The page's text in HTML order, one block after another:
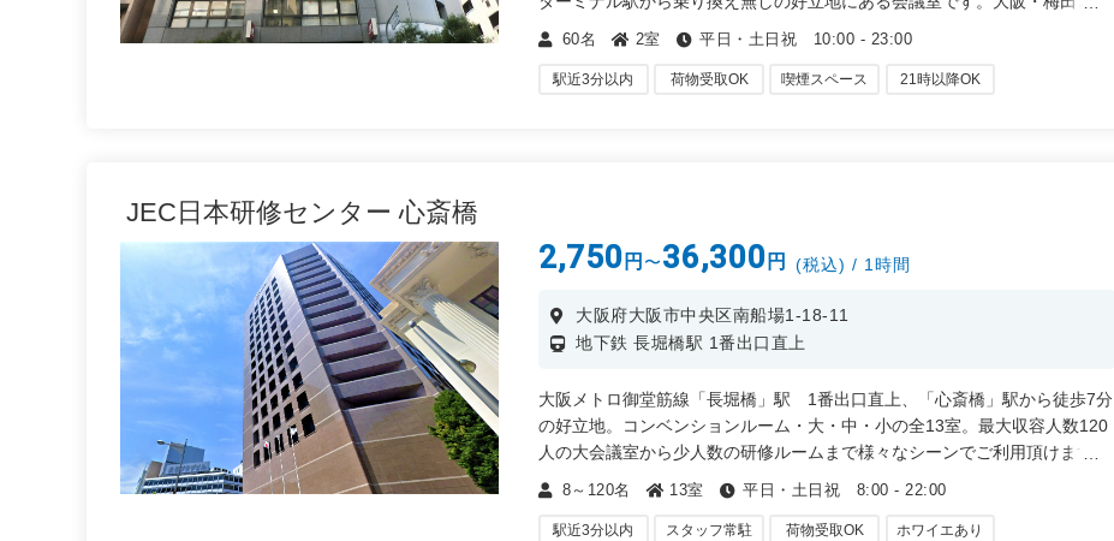
べて、リーズナブルにご利用いただけます。18時から23時の夜間のお時間に
つきましては、どれだけ使っても一律料金とお得です。
60名 2室 平日・土日祝 10:00 - 23:00
駅近3分以内 荷物受取OK 喫煙スペース 21時以降OK
JEC日本研修センター 心斎橋
2,750 円 〜36,300 円 (税込) / 1時間
大阪府大阪市中央区南船場1-18-11
地下鉄 長堀橋駅 1番出口直上
大阪メトロ御堂筋線「長堀橋」駅 1番出口直上、「心斎橋」駅から徒歩7分
の好立地。コンベンションルーム・大・中・小の全13室。最大収容人数120
人の大会議室から少人数の研修ルームまで様々なシーンでご利用頂けます。
会議室は、2階・4階(受付)・5階の3フロア、2階にはコンベンションルーム
とホワイエがございます。
8～120名 13室 平日・土日祝 8:00 - 22:00
駅近3分以内 スタッフ常駐 荷物受取OK ホワイエあり